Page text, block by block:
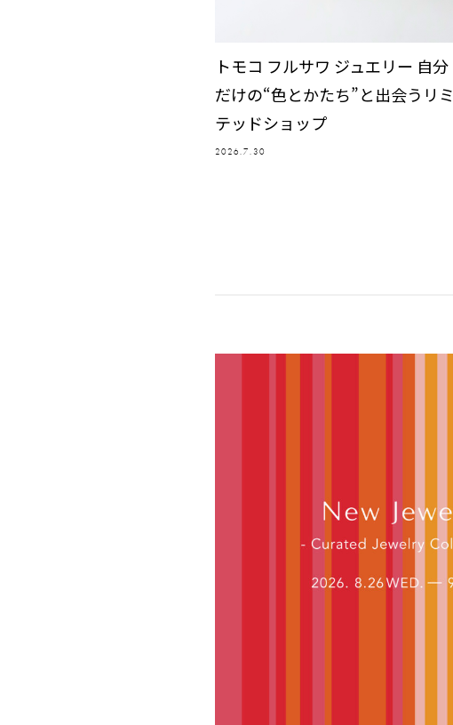
トモコ フルサワ ジュエリー 自分
だけの“色とかたち”と出会うリミ
テッドショップ
2026.7.30